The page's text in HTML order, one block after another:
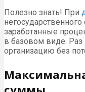
Полезно знать! При
заработанные
в базовом виде. Раз
организацию без